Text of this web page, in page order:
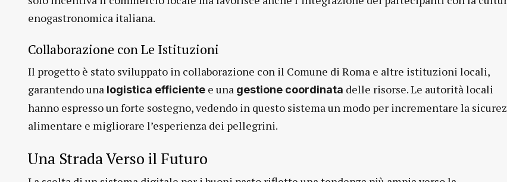
enogastronomica italiana.
Collaborazione con Le Istituzioni
Il progetto è stato sviluppato in collaborazione con il Comune di Roma e altre istituzioni locali,
garantendo una logistica efficiente e una gestione coordinata delle risorse. Le autorità locali
hanno espresso un forte sostegno, vedendo in questo sistema un modo per incrementare la
alimentare e migliorare l’esperienza dei pellegrini.
Una Strada Verso il Futuro